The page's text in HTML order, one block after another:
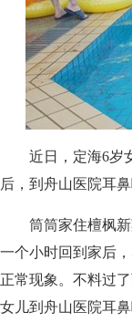
近日，定海6岁女
后，到舟山医院耳
筒筒家住檀枫新
一个小时回到家后
正常现象。不料过
女儿到舟山医院耳鼻